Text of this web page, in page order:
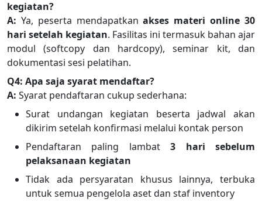
kegiatan?
A: Ya, peserta mendapatkan akses materi online 30
hari setelah kegiatan. Fasilitas ini termasuk bahan ajar
modul (softcopy dan hardcopy), seminar kit, dan
dokumentasi sesi pelatihan.
Q4: Apa saja syarat mendaftar?
A: Syarat pendaftaran cukup sederhana:
Surat undangan kegiatan beserta jadwal akan
dikirim setelah konfirmasi melalui kontak person
Pendaftaran paling lambat
3 hari sebelum
pelaksanaan kegiatan
Tidak ada persyaratan khusus lainnya, terbuka
untuk semua pengelola aset dan staf inventory